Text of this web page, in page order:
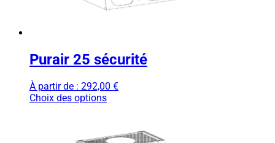
Purair 25 sécurité
À partir de : 292,00 €
Choix des options